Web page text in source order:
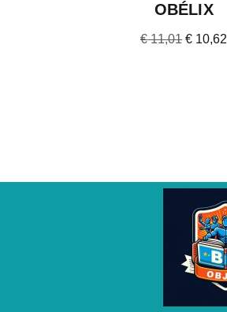
OBÉLIX
€11,01 € 10,62